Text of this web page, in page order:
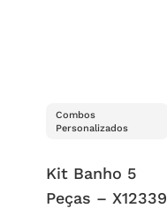
Combos
Personalizados
Kit Banho 5
Peças – X12339